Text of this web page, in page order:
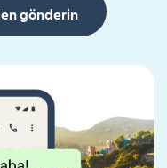
gönderin